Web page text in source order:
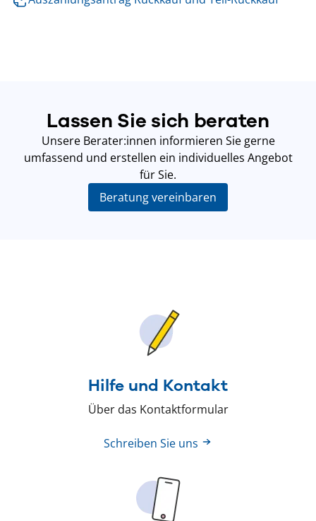
Lassen Sie sich beraten
Unsere Berater:innen informieren Sie gerne
umfassend und erstellen ein individuelles Angebot
für Sie.
Beratung vereinbaren
Hilfe und Kontakt
Über das Kontaktformular
Schreiben Sie uns